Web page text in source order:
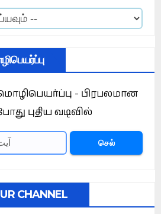
- பிரபலமான
புதிய வடிவில்
செல்
CHANNEL